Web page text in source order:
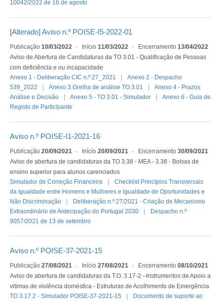
10042/2022 de 16 de agosto
[Alterado] Aviso n.º POISE-I5-2022-01
Publicação 10/03/2022 · Início 11/03/2022 · Encerramento 13/04/2022
Aviso de Abertura de Candidaturas da TO 3.01 - Qualificação de Pessoas
com deficiência e ou incapacidade
Anexo 1 - Deliberação CIC n.º 27_2021
Anexo 2 - Despacho
539_2022
Anexo 3 Grelha de análise TO 3.01
Anexo 4 - Prazos
Análise e Decisão
Anexo 5 - TO 3.01 - Simulador
Anexo 6 - Guia de
Registo de Participante
Aviso n.º POISE-I1-2021-16
Publicação 20/09/2021 · Início 20/09/2021 · Encerramento 30/09/2021
Aviso de abertura de candidaturas da TO 3.38 - MEA - 3.38 - Bolsas de
ensino superior para alunos carenciados
Simulador de Correção Financeira
Checklist Princípios Transversais
da Igualdade entre Homens e Mulheres e Igualdade de Oportunidades e
Não Discriminação
Deliberação n.º 27/2021 - Criação de Mecanismo
Extraordinário de Antecipação do Portugal 2030
Despacho n.º
9057/2021 de 13 de setembro
Aviso n.º POISE-37-2021-15
Publicação 27/08/2021 · Início 27/08/2021 · Encerramento 08/10/2021
Aviso de abertura de candidaturas da T.O. 3.17-2 –Instrumentos de Apoio a
vitimas de violência doméstica - Estruturas de Acolhimento de Emergência
TO 3.17.2 - Simulador POISE-37-2021-15
Documento de suporte ao